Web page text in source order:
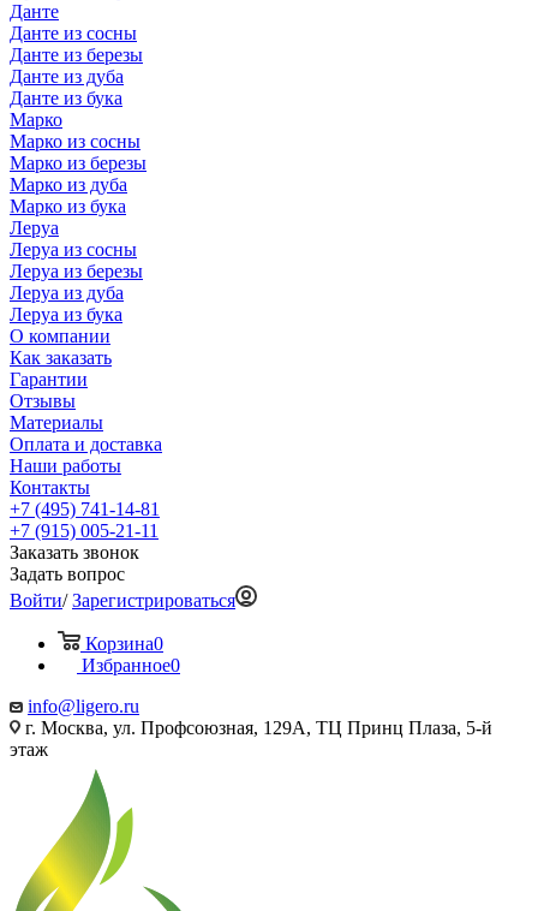
Данте
Данте из сосны
Данте из березы
Данте из дуба
Данте из бука
Марко
Марко из сосны
Марко из березы
Марко из дуба
Марко из бука
Леруа
Леруа из сосны
Леруа из березы
Леруа из дуба
Леруа из бука
О компании
Как заказать
Гарантии
Отзывы
Материалы
Оплата и доставка
Наши работы
Контакты
+7 (495) 741-14-81
+7 (915) 005-21-11
Заказать звонок
Задать вопрос
Войти/Зарегистрироваться
Корзина0
Избранное0
info@ligero.ru
г. Москва, ул. Профсоюзная, 129А, ТЦ Принц Плаза, 5-й
этаж